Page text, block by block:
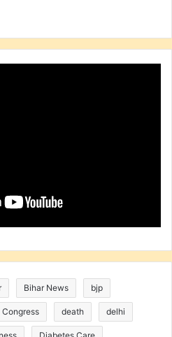
Bihar News bjp
Congress death delhi
Diabetes Care